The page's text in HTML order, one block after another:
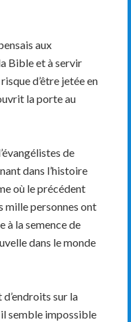
aux
Bible et à servir
d’être jetée en
la porte au
de
dans l’histoire
où le précédent
mille personnes ont
à la semence de
dans le monde
sur la
il semble impossible